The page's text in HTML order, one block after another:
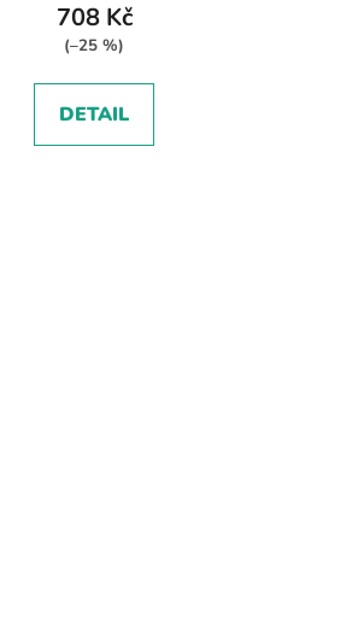
708 Kč
(–25 %)
DETAIL